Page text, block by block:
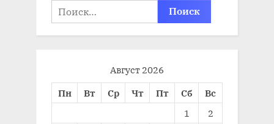
Найти:
Август 2026
Пн
Вт Ср Чт Пт Сб
Вс
1
2